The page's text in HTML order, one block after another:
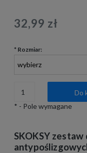
32,99 zł
* Rozmiar:
Do
* - Pole wymagane
SKOKSY